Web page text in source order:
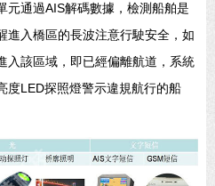
元通過AIS解碼數據，檢測船舶是
進入橋區的長波注意行駛安全，如
入該區域，即已經偏離航道，系統
度LED探照燈警示違規航行的船